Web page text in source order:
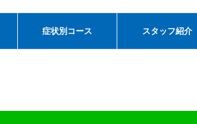
症状別コース スタッフ紹介